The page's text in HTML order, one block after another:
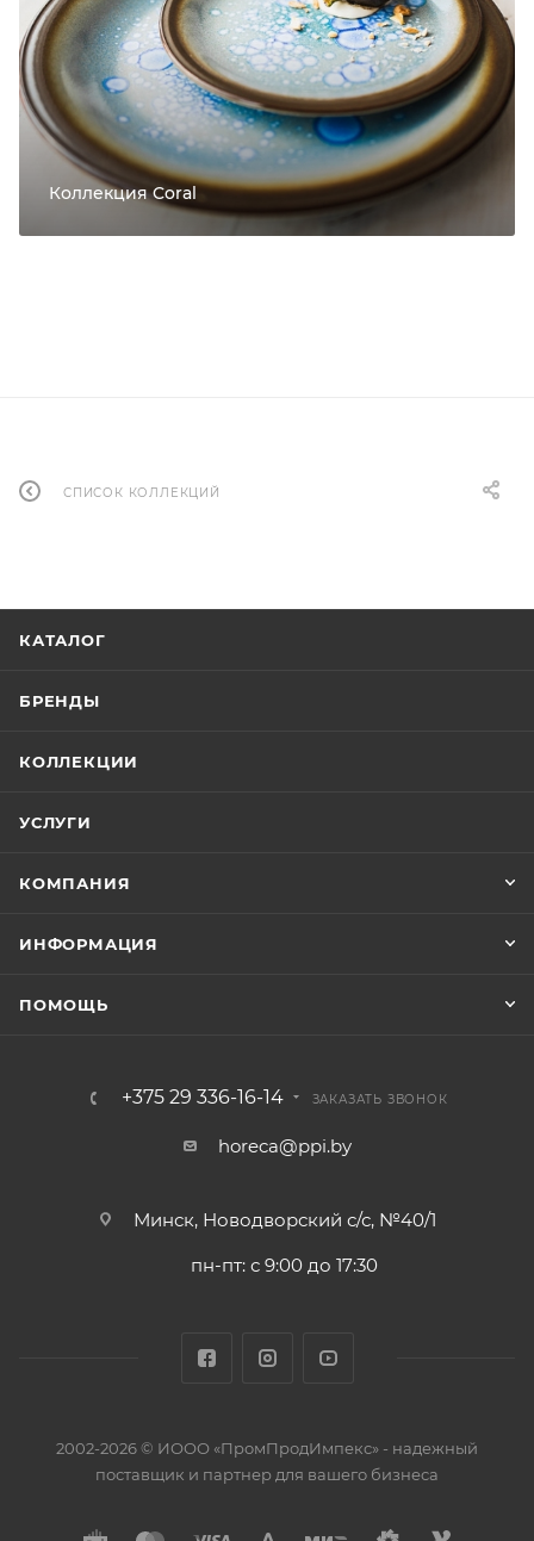
Коллекция Coral
СПИСОК КОЛЛЕКЦИЙ
КАТАЛОГ
БРЕНДЫ
КОЛЛЕКЦИИ
УСЛУГИ
КОМПАНИЯ
ИНФОРМАЦИЯ
ПОМОЩЬ
+375 29 336-16-14 ЗАКАЗАТЬ ЗВОНОК
horeca@ppi.by
Минск, Новодворский с/с, №40/1
пн-пт: с 9:00 до 17:30
2002-2026 © ИООО «ПромПродИмпекс» - надежный
поставщик и партнер для вашего бизнеса